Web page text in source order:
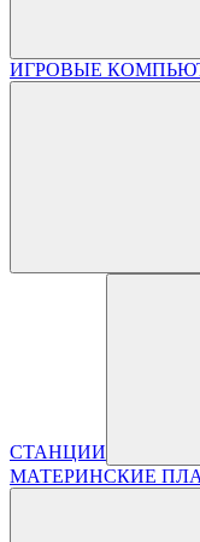
ИГРОВЫЕ
СТАНЦИИ
МАТЕРИНСКИЕ